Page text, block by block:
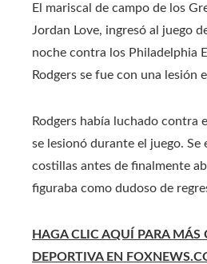
El mariscal de campo de los
Jordan Love, ingresó al juego
noche contra los Philadelphia
Rodgers se fue con una lesión
Rodgers había luchado contra
se lesionó durante el juego. Se
costillas antes de finalmente
figuraba como dudoso de
HAGA CLIC AQUÍ PARA MÁS
DEPORTIVA EN